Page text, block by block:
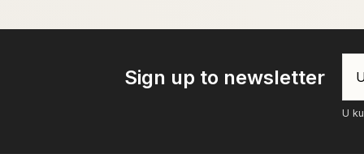
Sign up to newsletter
U